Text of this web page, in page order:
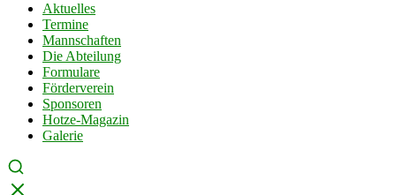
Aktuelles
Termine
Mannschaften
Die Abteilung
Formulare
Förderverein
Sponsoren
Hotze-Magazin
Galerie